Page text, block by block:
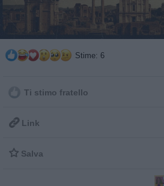
Stime: 6
Ti stimo fratello
 Link
 Salva